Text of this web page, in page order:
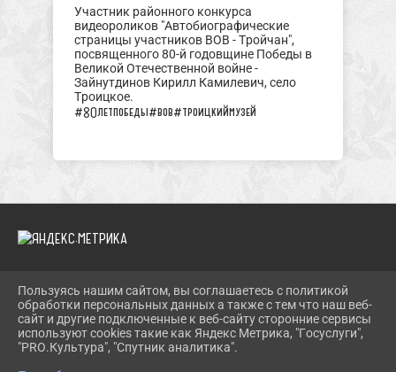
Участник районного конкурса
видеороликов "Автобиографические
страницы участников ВОВ - Тройчан",
посвященного 80-й годовщине Победы в
Великой Отечественной войне -
Зайнутдинов Кирилл Камилевич, село
Троицкое.
#80летпобеды#вов#троицкиймузей
2026 Г. TROIMUZEI.RU
ВХОД
КАРТА САЙТА
ПОЛИТИКА ОБРАБОТКИ ПЕРСОНАЛЬНЫХ ДАННЫХ
Пользуясь нашим сайтом, вы соглашаетесь с политикой
обработки персональных данных а также с тем что наш веб-
сайт и другие подключенные к веб-сайту сторонние сервисы
используют cookies такие как Яндекс Метрика, "Госуслуги",
"PRO.Культура", "Спутник аналитика".